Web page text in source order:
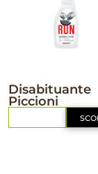
Disabituante
Piccioni